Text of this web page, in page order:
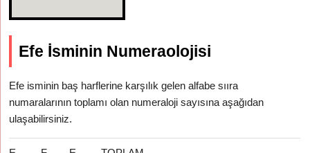
Efe İsminin Numeraolojisi
Efe isminin baş harflerine karşılık gelen alfabe sııra
numaralarının toplamı olan numeraloji sayısına aşağıdan
ulaşabilirsiniz.